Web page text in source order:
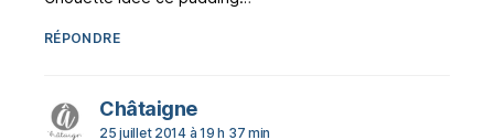
RÉPONDRE
Châtaignedit :
25 juillet 2014 à 19 h 37 min